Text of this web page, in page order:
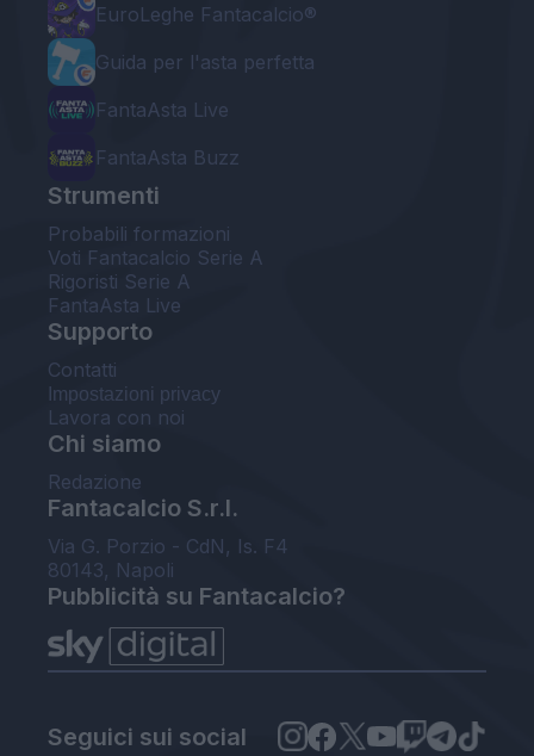
EuroLeghe Fantacalcio®
Guida per l'asta perfetta
FantaAsta Live
FantaAsta Buzz
Strumenti
Probabili formazioni
Voti Fantacalcio Serie A
Rigoristi Serie A
FantaAsta Live
Supporto
Contatti
Impostazioni privacy
Lavora con noi
Chi siamo
Redazione
Fantacalcio S.r.l.
Via G. Porzio - CdN, Is. F4
80143, Napoli
Pubblicità su Fantacalcio?
Seguici sui social